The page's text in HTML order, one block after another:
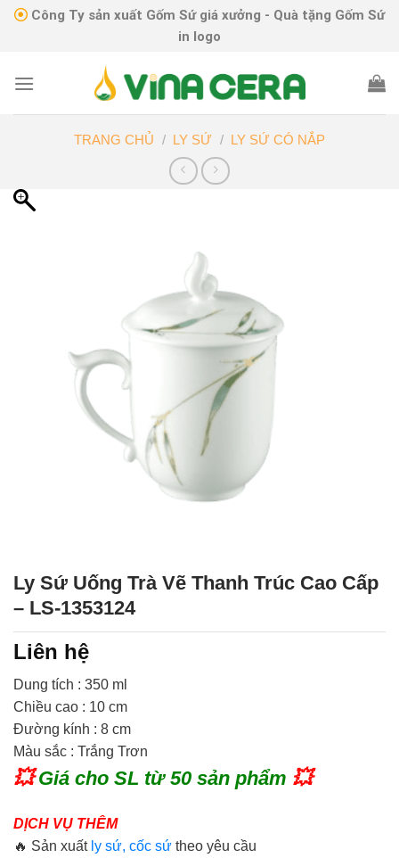
Skip Công Ty sản xuất Gốm Sứ giá xưởng - Quà tặng Gốm Sứ
in logo
TRANG CHỦ / LY SỨ / LY SỨ CÓ NẮP
Ly Sứ Uống Trà Vẽ Thanh Trúc Cao Cấp
– LS-1353124
Liên hệ
Dung tích : 350 ml
Chiều cao : 10 cm
Đường kính : 8 cm
Màu sắc : Trắng Trơn
💥Giá cho SL từ 50 sản phẩm 💥
DỊCH VỤ THÊM
🔥 Sản xuất ly sứ, cốc sứ theo yêu cầu